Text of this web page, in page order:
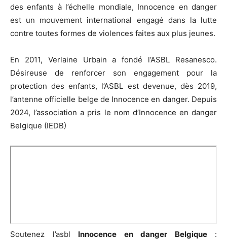
des enfants à l’échelle mondiale, Innocence en danger
est un mouvement international engagé dans la lutte
contre toutes formes de violences faites aux plus jeunes.
En 2011, Verlaine Urbain a fondé l’ASBL Resanesco.
Désireuse de renforcer son engagement pour la
protection des enfants, l’ASBL est devenue, dès 2019,
l’antenne officielle belge de Innocence en danger. Depuis
2024, l’association a pris le nom d’Innocence en danger
Belgique (IEDB)
Soutenez l’asbl Innocence en danger Belgique: